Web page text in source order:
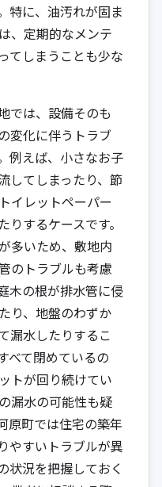
特に、油汚れが固ま
、定期的なメンテ
てしまうことも少な
では、設備そのも
変化に伴うトラブ
例えば、小さなお子
してしまったり、節
イレットペーパー
するケースです。
多いため、敷地内
のトラブルも考慮
木の根が排水管に侵
り、地盤のわずか
漏水したりするこ
べて閉めているの
トが回り続けてい
漏水の可能性も疑
原町では住宅の築年
やすいトラブルが異
状況を把握しておく